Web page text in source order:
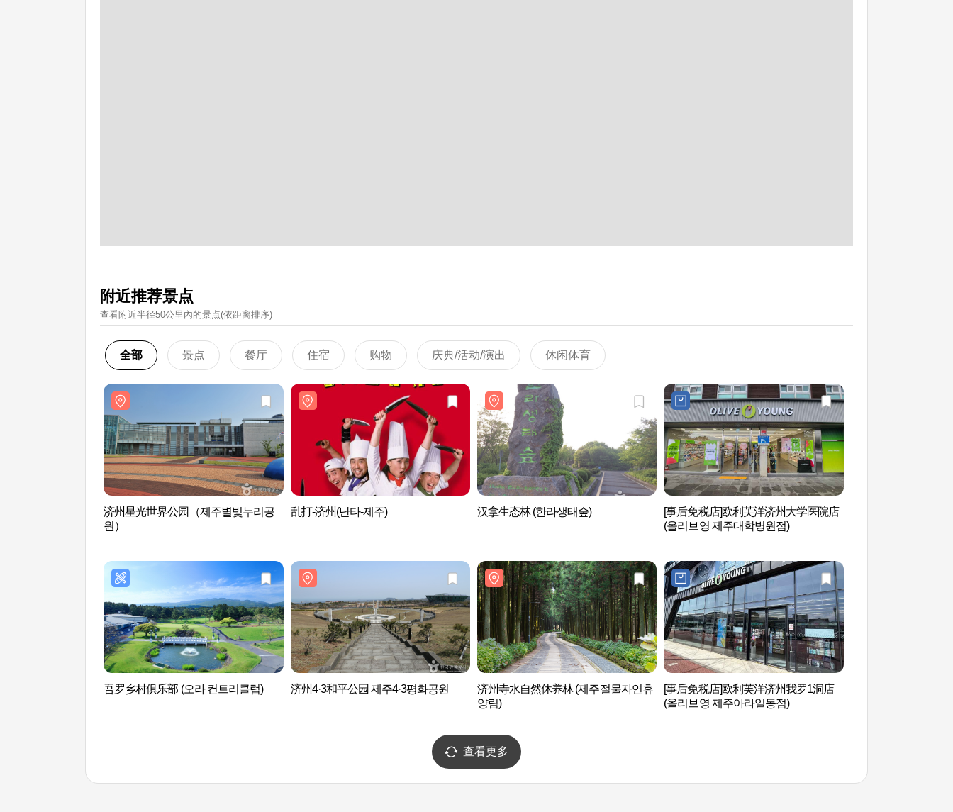
附近推荐景点
查看附近半径50公里內的景点(依距离排序)
全部 景点 餐厅 住宿 购物 庆典/活动/演出 休闲体育
济州星光世界公园（제주별빛누리공
원）
乱打-济州(난타-제주) 汉拿生态林 (한라생태숲)
[事后免税店]欧利芙洋济州大学医院店
(올리브영 제주대학병원점)
吾罗乡村俱乐部 (오라 컨트리클럽) 济州4·3和平公园 제주4·3평화공원
济州寺水自然休养林 (제주절물자연휴
양림)
[事后免税店]欧利芙洋济州我罗1洞店
(올리브영 제주아라일동점)
查看更多